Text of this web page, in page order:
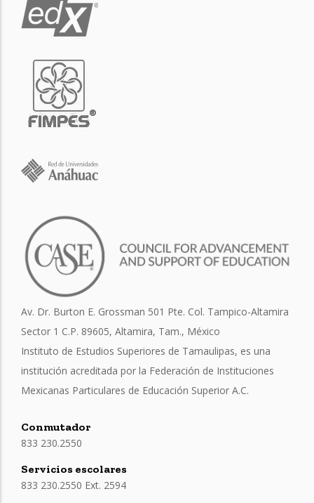
Av. Dr. Burton E. Grossman 501 Pte. Col. Tampico-Altamira
Sector 1 C.P. 89605, Altamira, Tam., México
Instituto de Estudios Superiores de Tamaulipas, es una
institución acreditada por la Federación de Instituciones
Mexicanas Particulares de Educación Superior A.C.
Conmutador
833 230.2550
Servicios escolares
833 230.2550 Ext. 2594